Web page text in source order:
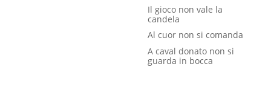
Il gioco non vale la
candela
Al cuor non si comanda
A caval donato non si
guarda in bocca